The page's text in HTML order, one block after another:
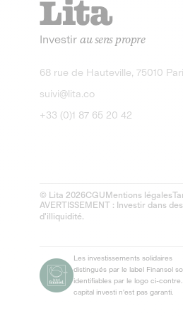
Investir au sens propre
68 rue de Hauteville, 75010
suivi@lita.co
+33 (0)1 87 65 20 42
© Lita 2026CGU Mentions légales
AVERTISSEMENT : Investir dans
d'illiquidité.
Les investissements solidaires
distingués par le label Finansol
identifiables par le logo ci-
capital investi n'est pas garanti.